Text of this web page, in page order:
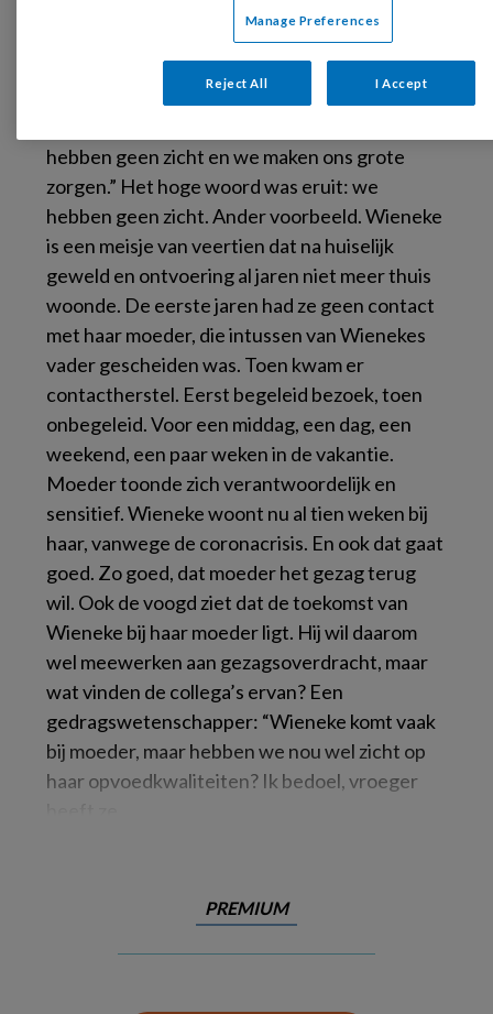
raken, hun schoolwerk niet doen, dat hun
moeder hen teveel aan hun lot overlaat”,
somde de manager op. “Maar weten we zeker
dat dat nu al gebeurt?” “Nee”, zei de manager.
hebben geen zicht en we maken ons grote
zorgen.” Het hoge woord was eruit: we
hebben geen zicht. Ander voorbeeld. Wieneke
is een meisje van veertien dat na huiselijk
geweld en ontvoering al jaren niet meer thuis
woonde. De eerste jaren had ze geen contact
met haar moeder, die intussen van Wienekes
vader gescheiden was. Toen kwam er
contactherstel. Eerst begeleid bezoek, toen
onbegeleid. Voor een middag, een dag, een
weekend, een paar weken in de vakantie.
Moeder toonde zich verantwoordelijk en
sensitief. Wieneke woont nu al tien weken bij
haar, vanwege de coronacrisis. En ook dat gaat
goed. Zo goed, dat moeder het gezag terug
wil. Ook de voogd ziet dat de toekomst van
Wieneke bij haar moeder ligt. Hij wil daarom
wel meewerken aan gezagsoverdracht, maar
wat vinden de collega’s ervan? Een
gedragswetenschapper: “Wieneke komt vaak
bij moeder, maar hebben we nou wel zicht op
haar opvoedkwaliteiten? Ik bedoel, vroeger
PREMIUM
Manage Preferences
Reject All I Accept